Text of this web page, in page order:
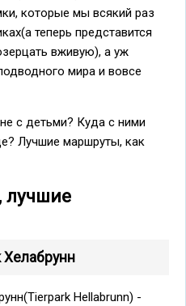
которые мы всякий раз
теперь представится
вживую), а уж
мира и вовсе
с детьми? Куда с ними
Лучшие маршруты, как
лучшие
Hellabrunn) -